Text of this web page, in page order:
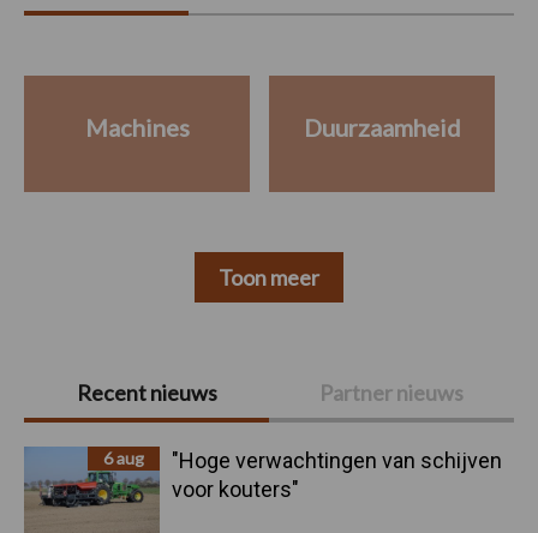
Primaire
Sidebar
Recent nieuws Partner nieuws
6 aug
"Hoge verwachtingen van schijven
voor kouters"
Machines Duurzaamheid
Toon meer